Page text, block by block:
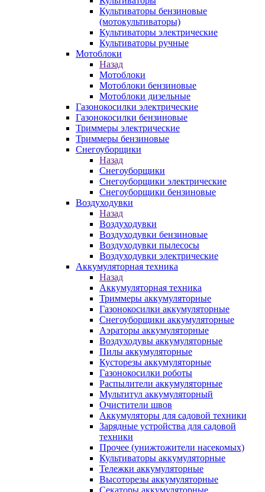
Культиваторы бензиновые
(мотокультиваторы)
Культиваторы электрические
Культиваторы ручные
Мотоблоки
Назад
Мотоблоки
Мотоблоки бензиновые
Мотоблоки дизельные
Газонокосилки электрические
Газонокосилки бензиновые
Триммеры электрические
Триммеры бензиновые
Снегоуборщики
Назад
Снегоуборщики
Снегоуборщики электрические
Снегоуборщики бензиновые
Воздуходувки
Назад
Воздуходувки
Воздуходувки бензиновые
Воздуходувки пылесосы
Воздуходувки электрические
Аккумуляторная техника
Назад
Аккумуляторная техника
Триммеры аккумуляторные
Газонокосилки аккумуляторные
Снегоуборщики аккумуляторные
Аэраторы аккумуляторные
Воздуходувы аккумуляторные
Пилы аккумуляторные
Кусторезы аккумуляторные
Газонокосилки роботы
Распылители аккумуляторные
Мультитул аккумуляторный
Очистители швов
Аккумуляторы для садовой техники
Зарядные устройства для садовой
техники
Прочее (унижтожители насекомых)
Культиваторы аккумуляторные
Тележки аккумуляторные
Высоторезы аккумуляторные
Секаторы аккумуляторные